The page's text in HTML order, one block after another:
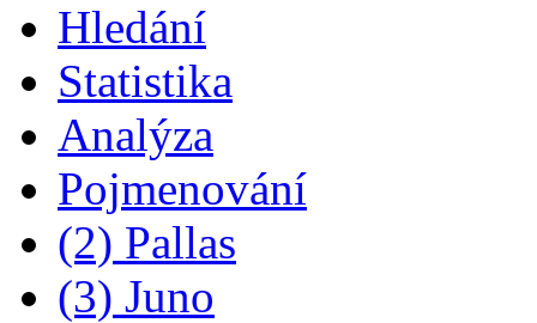
Hledání
Statistika
Analýza
Pojmenování
(2) Pallas
(3) Juno